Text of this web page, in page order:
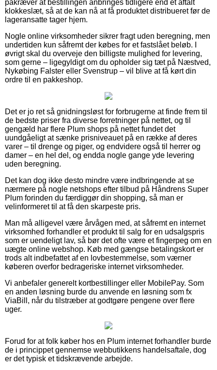
påkræver at bestillingen anbringes tidligere end et aftalt
klokkeslæt, så at de kan nå at få produktet distribueret før de
lageransatte tager hjem.
Nogle online virksomheder sikrer fragt uden beregning, men
undertiden kun såfremt der købes for et fastslået beløb. I
øvrigt skal du overveje den billigste mulighed for levering,
som gerne – ligegyldigt om du opholder sig tæt på Næstved,
Nykøbing Falster eller Svenstrup – vil blive at få kørt din
ordre til en pakkeshop.
Det er jo ret så gnidningsløst for forbrugerne at finde frem til
de bedste priser fra diverse forretninger på nettet, og til
gengæld har flere Plum shops på nettet fundet det
uundgåeligt at sænke prisniveauet på en række af deres
varer – til drenge og piger, og endvidere også til herrer og
damer – en hel del, og endda nogle gange yde levering
uden beregning.
Det kan dog ikke desto mindre være indbringende at se
nærmere på nogle netshops efter tilbud på Håndrens Super
Plum forinden du færdiggør din shopping, så man er
velinformeret til at få den skarpeste pris.
Man må alligevel være årvågen med, at såfremt en internet
virksomhed forhandler et produkt til salg for en udsalgspris
som er uendeligt lav, så bør det ofte være et fingerpeg om en
uægte online webshop. Køb med gængse betalingskort er
trods alt indbefattet af en lovbestemmelse, som værner
køberen overfor bedrageriske internet virksomheder.
Vi anbefaler generelt kortbestillinger eller MobilePay. Som
en anden løsning burde du anvende en løsning som fx
ViaBill, når du tilstræber at godtgøre pengene over flere
uger.
Forud for at folk køber hos en Plum internet forhandler burde
de i princippet gennemse webbutikkens handelsaftale, dog
er det typisk et tidskrævende arbejde.